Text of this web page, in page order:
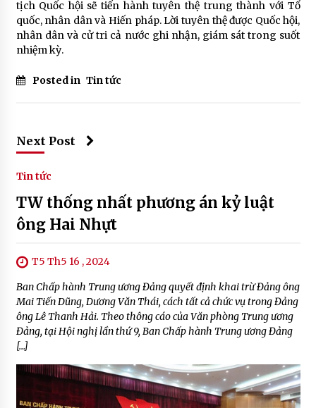
tịch Quốc hội sẽ tiến hành tuyên thệ trung thành với Tổ
quốc, nhân dân và Hiến pháp. Lời tuyên thệ được Quốc hội,
nhân dân và cử tri cả nước ghi nhận, giám sát trong suốt
nhiệm kỳ.
Posted in Tin tức
Next Post
Tin tức
TW thống nhất phương án kỷ luật
ông Hai Nhựt
T5 Th5 16 , 2024
Ban Chấp hành Trung ương Đảng quyết định khai trừ Đảng ông
Mai Tiến Dũng, Dương Văn Thái, cách tất cả chức vụ trong Đảng
ông Lê Thanh Hải. Theo thông cáo của Văn phòng Trung ương
Đảng, tại Hội nghị lần thứ 9, Ban Chấp hành Trung ương Đảng
[…]